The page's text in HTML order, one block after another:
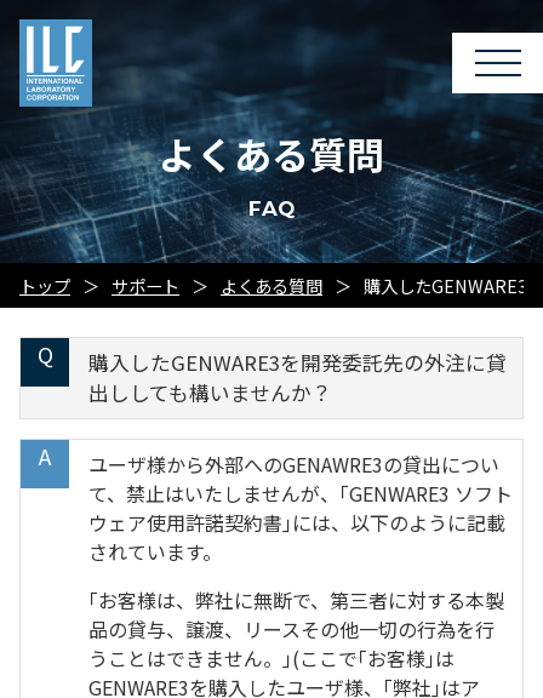
よくある質問
FAQ
トップ サポート よくある質問 購入したGENWARE3
購入したGENWARE3を開発委託先の外注に貸
出ししても構いませんか？
ユーザ様から外部へのGENAWRE3の貸出につい
て、禁止はいたしませんが、｢GENWARE3 ソフト
ウェア使用許諾契約書｣には、以下のように記載
されています。
｢お客様は、弊社に無断で、第三者に対する本製
品の貸与、譲渡、リースその他一切の行為を行
うことはできません。｣(ここで｢お客様｣は
GENWARE3を購入したユーザ様、｢弊社｣はア